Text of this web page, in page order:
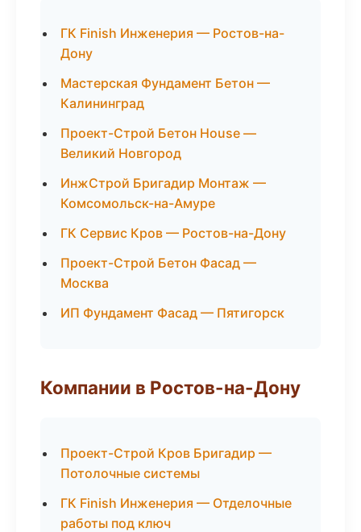
ГК Finish Инженерия — Ростов-на-
Дону
Мастерская Фундамент Бетон —
Калининград
Проект-Строй Бетон House —
Великий Новгород
ИнжСтрой Бригадир Монтаж —
Комсомольск-на-Амуре
ГК Сервис Кров — Ростов-на-Дону
Проект-Строй Бетон Фасад —
Москва
ИП Фундамент Фасад — Пятигорск
Компании в Ростов-на-Дону
Проект-Строй Кров Бригадир —
Потолочные системы
ГК Finish Инженерия — Отделочные
работы под ключ